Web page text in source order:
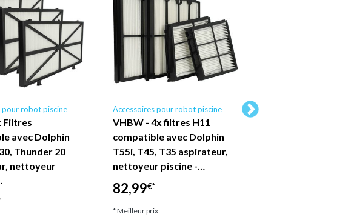
pour robot piscine
Filtres
avec Dolphin
Thunder 20
nettoyeur
Accessoires pour robot piscine
VHBW - 4x filtres H11
compatible avec Dolphin
T55i, T45, T35 aspirateur,
nettoyeur piscine -…
82,99€*
* Meilleur prix